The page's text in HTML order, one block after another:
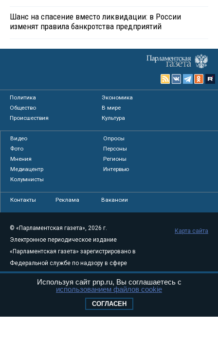
Шанс на спасение вместо ликвидации: в России
изменят правила банкротства предприятий
Политика
Экономика
Общество
В мире
Происшествия
Культура
Видео
Опросы
Фото
Персоны
Мнения
Регионы
Медиацентр
Интервью
Колумнисты
Контакты Реклама Вакансии
© «Парламентская газета», 2026 г.
Электронное периодическое издание
«Парламентская газета» зарегистрировано в
Федеральной службе по надзору в сфере
связи, информационных технологий и
массовых коммуникаций (Роскомнадзор) 05
Свидетельство о регистрации Эл № ФС77-
Карта сайта
Используя сайт pnp.ru, Вы соглашаетесь с
использованием файлов cookie
СОГЛАСЕН